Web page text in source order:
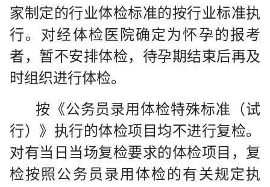
家制定的行业体检标准的按行业标准执
行。对经体检医院确定为怀孕的报考
者，暂不安排体检，待孕期结束后再及
时组织进行体检。
按《公务员录用体检特殊标准（试
行）》执行的体检项目均不进行复检。
对有当日当场复检要求的体检项目，复
检按照公务员录用体检的有关规定执